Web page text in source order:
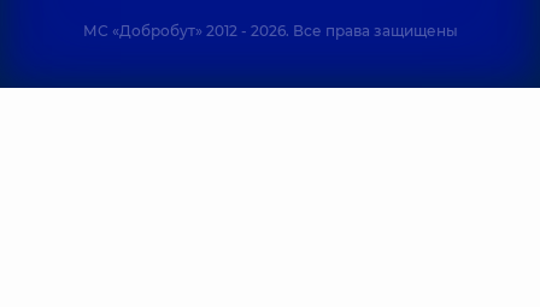
МС «Добробут» 2012 - 2026. Все права защищены